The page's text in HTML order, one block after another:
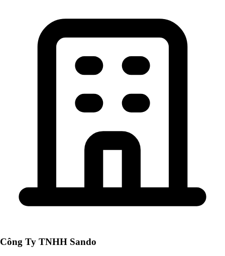
Công Ty TNHH Sando